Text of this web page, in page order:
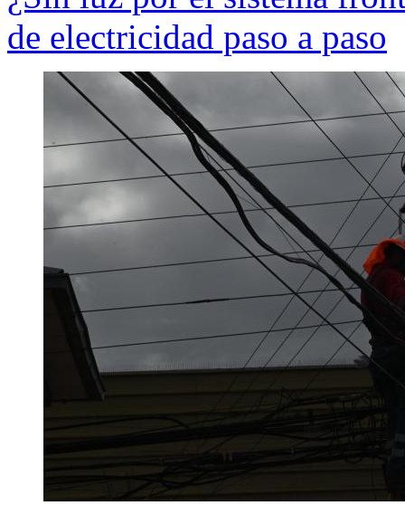
de electricidad paso a paso